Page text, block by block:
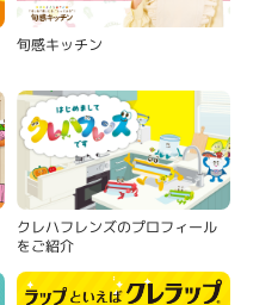
旬感キッチン
クレハフレンズのプロフィール
をご紹介